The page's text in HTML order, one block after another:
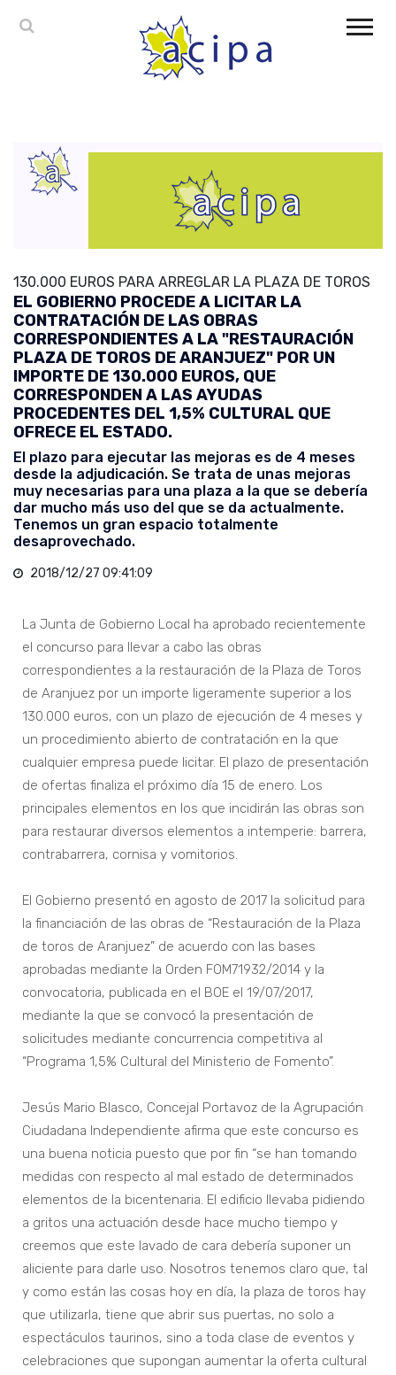
130.000 EUROS PARA ARREGLAR LA PLAZA DE TOROS
EL GOBIERNO PROCEDE A LICITAR LA
CONTRATACIÓN DE LAS OBRAS
CORRESPONDIENTES A LA "RESTAURACIÓN
PLAZA DE TOROS DE ARANJUEZ" POR UN
IMPORTE DE 130.000 EUROS, QUE
CORRESPONDEN A LAS AYUDAS
PROCEDENTES DEL 1,5% CULTURAL QUE
OFRECE EL ESTADO.
El plazo para ejecutar las mejoras es de 4 meses
desde la adjudicación. Se trata de unas mejoras
muy necesarias para una plaza a la que se debería
dar mucho más uso del que se da actualmente.
Tenemos un gran espacio totalmente
desaprovechado.
2018/12/27 09:41:09
La Junta de Gobierno Local ha aprobado recientemente
el concurso para llevar a cabo las obras
correspondientes a la restauración de la Plaza de Toros
de Aranjuez por un importe ligeramente superior a los
130.000 euros, con un plazo de ejecución de 4 meses y
un procedimiento abierto de contratación en la que
cualquier empresa puede licitar. El plazo de presentación
de ofertas finaliza el próximo día 15 de enero. Los
principales elementos en los que incidirán las obras son
para restaurar diversos elementos a intemperie: barrera,
contrabarrera, cornisa y vomitorios.
El Gobierno presentó en agosto de 2017 la solicitud para
la financiación de las obras de “Restauración de la Plaza
de toros de Aranjuez” de acuerdo con las bases
aprobadas mediante la Orden FOM71932/2014 y la
convocatoria, publicada en el BOE el 19/07/2017,
mediante la que se convocó la presentación de
solicitudes mediante concurrencia competitiva al
“Programa 1,5% Cultural del Ministerio de Fomento”.
Jesús Mario Blasco, Concejal Portavoz de la Agrupación
Ciudadana Independiente afirma que este concurso es
una buena noticia puesto que por fin “se han tomando
medidas con respecto al mal estado de determinados
elementos de la bicentenaria. El edificio llevaba pidiendo
a gritos una actuación desde hace mucho tiempo y
creemos que este lavado de cara debería suponer un
aliciente para darle uso. Nosotros tenemos claro que, tal
y como están las cosas hoy en día, la plaza de toros hay
que utilizarla, tiene que abrir sus puertas, no solo a
espectáculos taurinos, sino a toda clase de eventos y
celebraciones que supongan aumentar la oferta cultural